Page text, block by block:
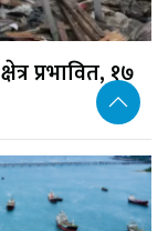
प्रभावित, १७